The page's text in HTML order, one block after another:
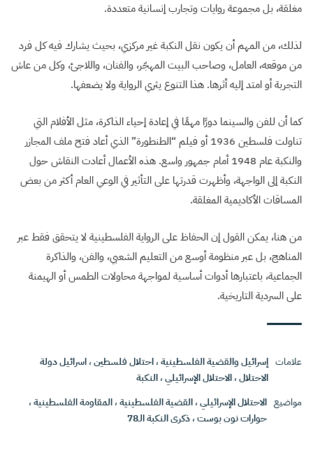
مغلقة، بل مجموعة روايات وتجارب إنسانية متعددة.
لذلك، من المهم أن يكون نقل النكبة غير مركزي، بحيث يشارك فيه كل فرد
من موقعه، العامل، وصاحب البيت المهجّر، والفنان، واللاجئ، وكل من عاش
التجربة أو امتد إليه أثرها. هذا التنوع يثري الرواية ولا يضعفها.
كما أن للفن والسينما دورًا مهمًا في إعادة إحياء الذاكرة، مثل الأفلام التي
تناولت فلسطين 1936 أو فيلم “الطنطورة” الذي أعاد فتح ملف المجازر
والنكبة عام 1948 أمام جمهور واسع. هذه الأعمال أعادت النقاش حول
النكبة إلى الواجهة، وأظهرت قدرتها على التأثير في الوعي العام أكثر من بعض
المساقات الأكاديمية المغلقة.
من هنا، يمكن القول إن الحفاظ على الرواية الفلسطينية لا يتحقق فقط عبر
المناهج، بل عبر منظومة أوسع من التعليم الشعبي، والفن، والذاكرة
الجماعية، باعتبارها أدوات أساسية لمواجهة محاولات الطمس أو الهيمنة
على السردية التاريخية.
علامات إسرائيل والقضية الفلسطينية،احتلال فلسطين،اسرائيل دولة
الاحتلال،الاحتلال الإسرائيلي،النكبة
مواضيع الاحتلال الإسرائيلي،القضية الفلسطينية،المقاومة الفلسطينية،
حوارات نون بوست،ذكرى النكبة الـ78